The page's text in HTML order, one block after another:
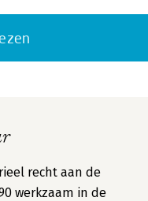
recht aan de
werkzaam in de